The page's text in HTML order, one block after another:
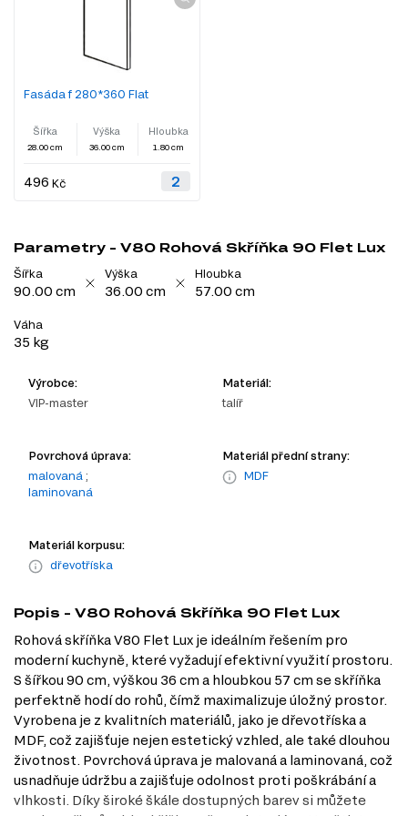
Fasáda f 280*360 Flat
Šířka
28.00 cm
Výška
36.00 cm
Hloubka
1.80 cm
496 Kč
Parametry - V80 Rohová Skříňka 90 Flet Lux
Šířka
90.00 cm
Výška
36.00 cm
Hloubka
57.00 cm
Váha
35 kg
Výrobce:
VIP-master
Materiál:
talíř
Povrchová úprava:
malovaná ;
laminovaná
Materiál přední strany:
MDF
Materiál korpusu:
dřevotříska
Popis - V80 Rohová Skříňka 90 Flet Lux
Rohová skříňka V80 Flet Lux je ideálním řešením pro
moderní kuchyně, které vyžadují efektivní využití prostoru.
S šířkou 90 cm, výškou 36 cm a hloubkou 57 cm se skříňka
perfektně hodí do rohů, čímž maximalizuje úložný prostor.
Vyrobena je z kvalitních materiálů, jako je dřevotříska a
MDF, což zajišťuje nejen estetický vzhled, ale také dlouhou
životnost. Povrchová úprava je malovaná a laminovaná, což
usnadňuje údržbu a zajišťuje odolnost proti poškrábání a
vlhkosti. Díky široké škále dostupných barev si můžete